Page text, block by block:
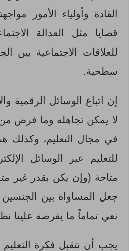
القادة وأولياء الأمور
قضايا مثل العدالة
للعلاقات الاجتماعية بين
سطحية.
إن اتباع الوسائل الرقمية
لا يمكن تجاهله وما فرض
في مجال التعليم، وكذلك
للتعليم عبر الوسائل
متاحة (وإن يكن بقدر غير
جعل المساواة بين الجنسين
نعي تماماً ما يفرضه علينا
يجب أن نتقبل فكرة التعليم